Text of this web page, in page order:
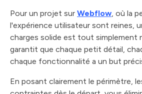
Pour un projet sur Webflow, où la
l'expérience utilisateur sont reines,
charges solide est tout simplement
garantit que chaque petit détail,
chaque fonctionnalité a un but
En posant clairement le périmètre,